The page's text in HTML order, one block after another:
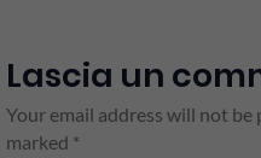
Lascia un
Your email address will not
marked *